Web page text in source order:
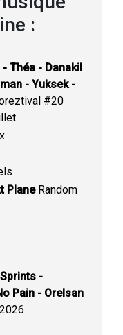
:
Théa - Danakil
- Yuksek -
#20
PlaneRandom
-
Pain - Orelsan